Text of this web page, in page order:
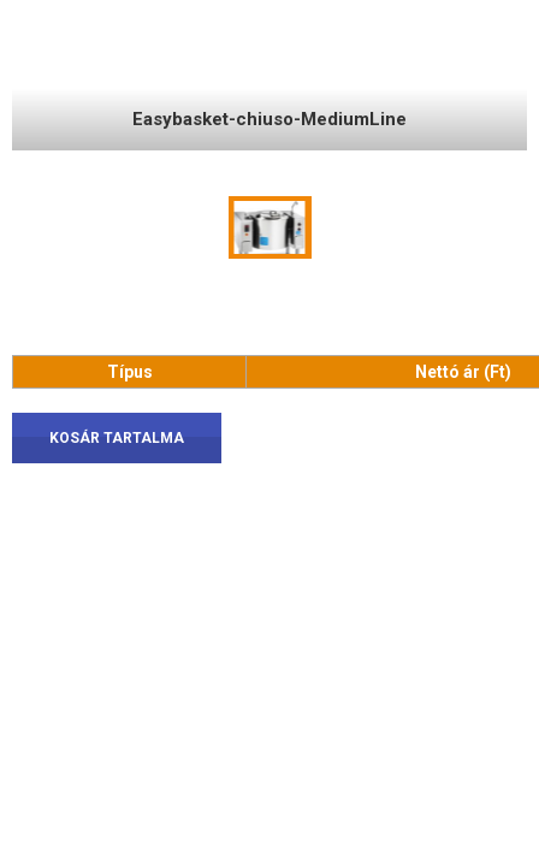
Easybasket-chiuso-MediumLine
Típus Nettó ár (Ft)
KOSÁR TARTALMA